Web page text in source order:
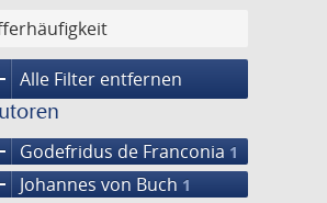
Alle Filter entfernen
Godefridus de Franconia 1
Johannes von Buch 1